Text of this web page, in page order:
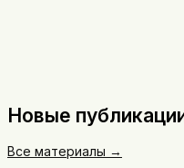
Новые
Все материалы →